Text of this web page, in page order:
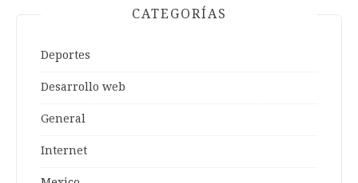
CATEGORÍAS
Deportes
Desarrollo web
General
Internet